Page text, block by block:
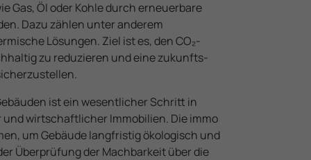
Gas, Öl oder Kohle durch erneuer­bare
Dazu zählen unter anderem
Lösungen. Ziel ist es, den CO₂-
zu reduzieren und eine zukunfts­
ist ein wesentlicher Schritt in
wirtschaft­licher Immobilien. Die immo
um Gebäude langfristig ökologisch und
Überprüfung der Machbarkeit über die